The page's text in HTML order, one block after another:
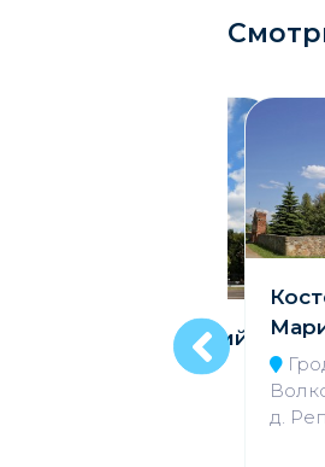
Крестовоздвиженский
костел в г. Вилейка
д.